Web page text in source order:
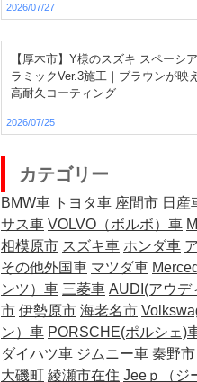
2026/07/27
【厚木市】Y様のスズキ スペーシ
ラミックVer.3施工｜ブラウンが映
高耐久コーティング
2026/07/25
カテゴリー
BMW車 トヨタ車 座間市 日産
サス車 VOLVO（ボルボ）車
相模原市 スズキ車 ホンダ車
その他外国車 マツダ車
ンツ）車 三菱車 AUDI(アウデ
市 伊勢原市 海老名市
ン）車 PORSCHE(ポルシェ)
ダイハツ車 ジムニー車 秦野市
大磯町 綾瀬市在住 Jeeｐ（ジ